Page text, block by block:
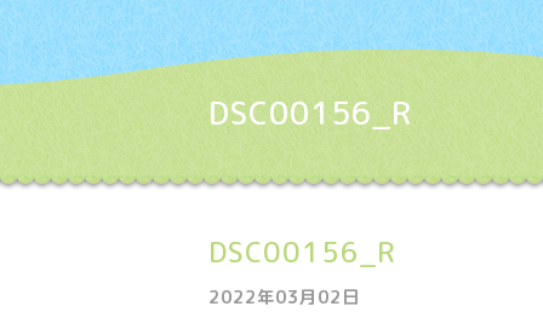
DSC00156_R
DSC00156_R
2022年03月02日